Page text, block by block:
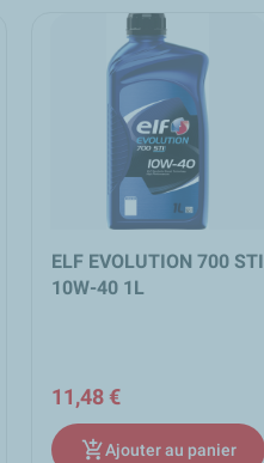
ELF EVOLUTION 700 STI
10W-40 1L
11,48 €
add_shopping_cartAjouter au panier